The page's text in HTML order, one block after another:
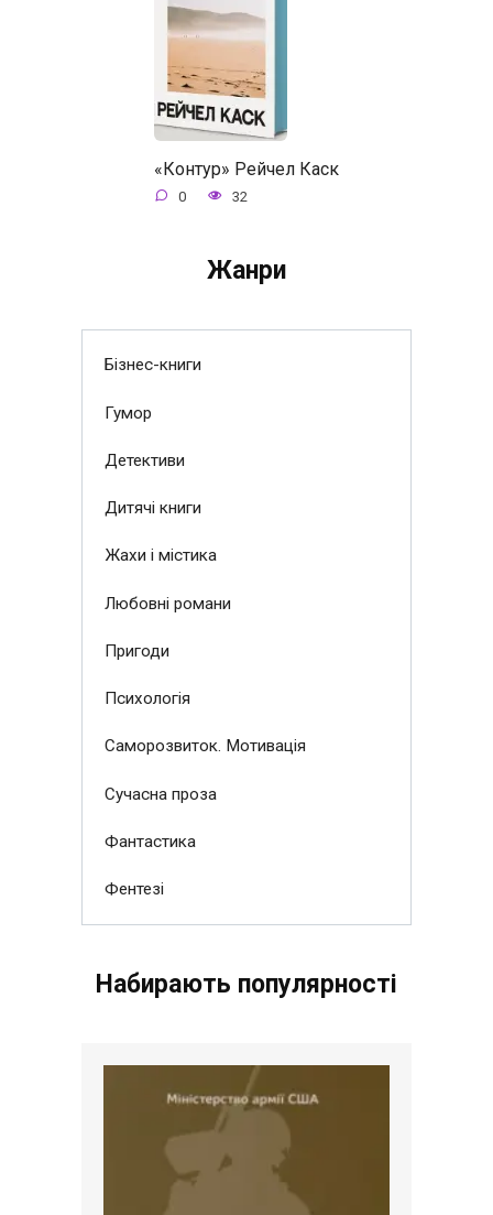
«Контур» Рейчел Каск
0 32
Жанри
Бізнес-книги
Гумор
Детективи
Дитячі книги
Жахи і містика
Любовні романи
Пригоди
Психологія
Саморозвиток. Мотивація
Сучасна проза
Фантастика
Фентезі
Набирають популярності